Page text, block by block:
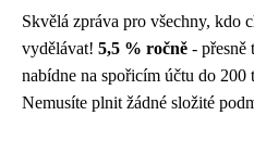
Skvělá zpráva pro všechny, kdo
vydělávat! 5,5 % ročně - přesně
nabídne na spořicím účtu do
Nemusíte plnit žádné složité